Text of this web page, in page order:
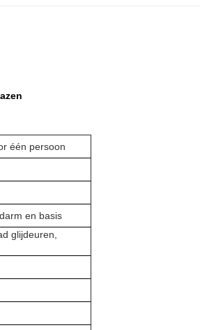
één persoon
en basis
glijdeuren,